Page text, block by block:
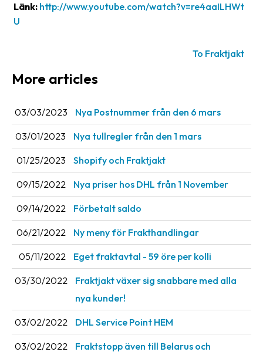
Barcode
the
About
Fraktjakt
Media
Coworkers
Job
&
News
archive
Terms
Länk: http://www.youtube.com/watch?v=re4aaILHWt
U
To Fraktjakt
More articles
03/03/2023 Nya Postnummer från den 6 mars
03/01/2023 Nya tullregler från den 1 mars
01/25/2023 Shopify och Fraktjakt
09/15/2022 Nya priser hos DHL från 1 November
09/14/2022 Förbetalt saldo
06/21/2022 Ny meny för Frakthandlingar
05/11/2022 Eget fraktavtal - 59 öre per kolli
03/30/2022
Fraktjakt växer sig snabbare med alla
nya kunder!
03/02/2022 DHL Service Point HEM
03/02/2022
Fraktstopp även till Belarus och